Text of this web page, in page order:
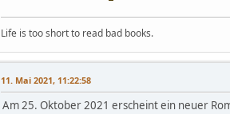
Life is too short to read bad books.
11. Mai 2021, 11:22:58
Am 25. Oktober 2021 erscheint ein neuer